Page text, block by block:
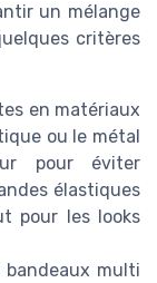
un mélange
critères
en matériaux
ou le métal
pour éviter
élastiques
pour les looks
bandeaux multi